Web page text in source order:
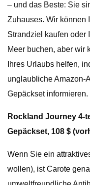
– und das Beste: Sie
Zuhauses. Wir können
Strandziel kaufen oder
Meer buchen, aber wir
Ihres Urlaubs helfen,
unglaubliche Amazon-
Gepäckset informieren.
Rockland Journey 4-
Gepäckset, 108 $
Wenn Sie ein
wollen), ist Carote